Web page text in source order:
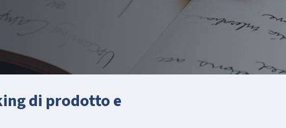
di prodotto e